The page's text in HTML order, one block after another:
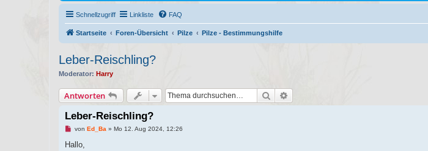
Schnellzugriff Linkliste FAQ
Startseite Foren-Übersicht Pilze Pilze - Bestimmungshilfe
Leber-Reischling?
Moderator: Harry
Antworten Suche
Leber-Reischling?
U
g
von Ed_Ba » Mo 12. Aug 2024, 12:26
Hallo,